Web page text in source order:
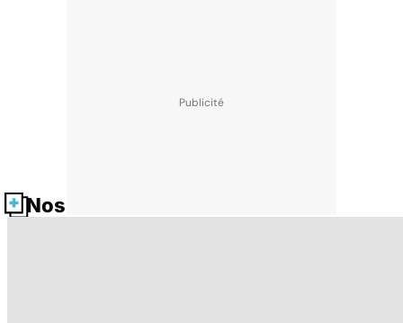
Nos fiches santé